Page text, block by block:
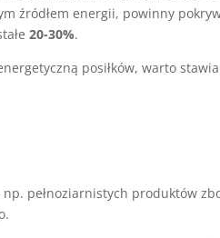
źródłem energii, powinny
20-30%.
posiłków, warto
np. pełnoziarnistych produktów